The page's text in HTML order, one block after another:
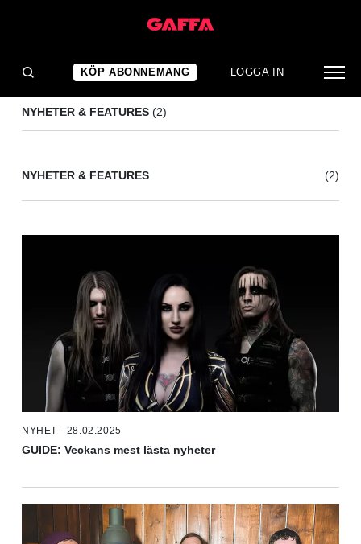
KÖP ABONNEMANG LOGGA IN
NYHETER & FEATURES (2)
NYHETER & FEATURES (2)
NYHET - 28.02.2025
GUIDE: Veckans mest lästa nyheter